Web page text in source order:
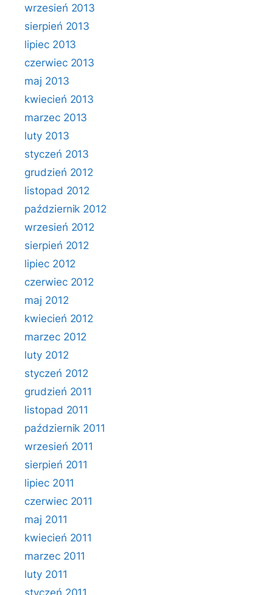
wrzesień 2013
sierpień 2013
lipiec 2013
czerwiec 2013
maj 2013
kwiecień 2013
marzec 2013
luty 2013
styczeń 2013
grudzień 2012
listopad 2012
październik 2012
wrzesień 2012
sierpień 2012
lipiec 2012
czerwiec 2012
maj 2012
kwiecień 2012
marzec 2012
luty 2012
styczeń 2012
grudzień 2011
listopad 2011
październik 2011
wrzesień 2011
sierpień 2011
lipiec 2011
czerwiec 2011
maj 2011
kwiecień 2011
marzec 2011
luty 2011
styczeń 2011